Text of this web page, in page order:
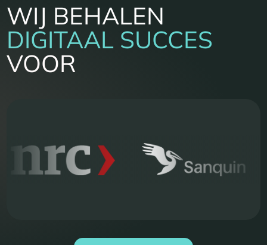
WIJ BEHALEN
DIGITAAL SUCCES
VOOR